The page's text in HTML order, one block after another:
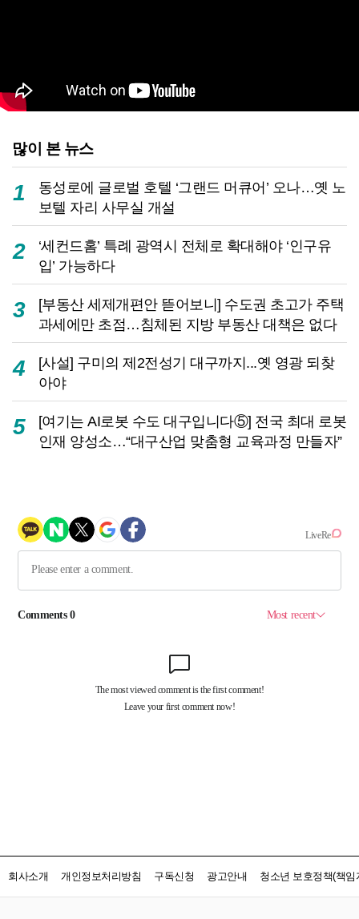
많이 본 뉴스
1
동성로에 글로벌 호텔 ‘그랜드 머큐어’ 오나…옛 노
보텔 자리 사무실 개설
2
‘세컨드홈’ 특례 광역시 전체로 확대해야 ‘인구유
입’ 가능하다
3
[부동산 세제개편안 뜯어보니] 수도권 초고가 주택
과세에만 초점…침체된 지방 부동산 대책은 없다
4
[사설] 구미의 제2전성기 대구까지...옛 영광 되찾
아야
5
[여기는 AI로봇 수도 대구입니다⑤] 전국 최대 로봇
인재 양성소…“대구산업 맞춤형 교육과정 만들자”
회사소개 개인정보처리방침 구독신청 광고안내 청소년 보호정책(책임